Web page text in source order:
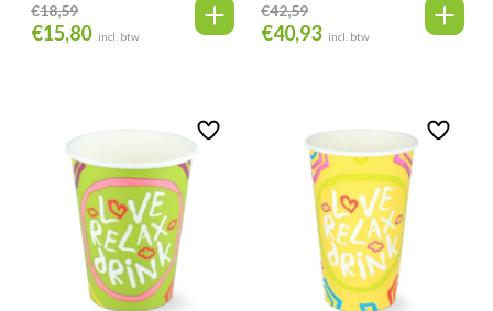
€18,59
Oorspronkelijke
€15,80 Huidige
incl. btw
€42,59
Oorspronkelijke
€40,93 Huidige
incl. btw